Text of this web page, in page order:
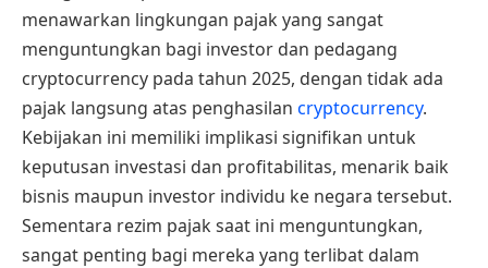
menawarkan lingkungan pajak yang sangat
menguntungkan bagi investor dan pedagang
cryptocurrency pada tahun 2025, dengan tidak ada
pajak langsung atas penghasilan cryptocurrency.
Kebijakan ini memiliki implikasi signifikan untuk
keputusan investasi dan profitabilitas, menarik baik
bisnis maupun investor individu ke negara tersebut.
Sementara rezim pajak saat ini menguntungkan,
sangat penting bagi mereka yang terlibat dalam